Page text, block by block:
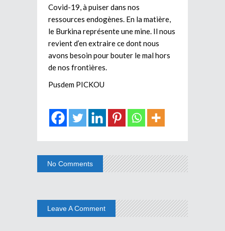
Covid-19, à puiser dans nos
ressources endogènes. En la matière,
le Burkina représente une mine. Il nous
revient d’en extraire ce dont nous
avons besoin pour bouter le mal hors
de nos frontières.
Pusdem PICKOU
No Comments
Leave A Comment